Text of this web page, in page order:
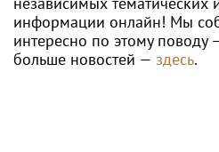
информации онлайн! Мы
интересно по этому поводу
больше новостей — здесь.